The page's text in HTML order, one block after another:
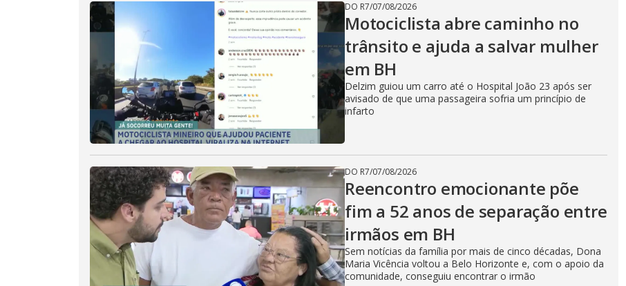
DO R7/07/08/2026
Motociclista abre caminho no
trânsito e ajuda a salvar mulher
em BH
Delzim guiou um carro até o Hospital João 23 após ser
avisado de que uma passageira sofria um princípio de
infarto
DO R7/07/08/2026
Reencontro emocionante põe
fim a 52 anos de separação entre
irmãos em BH
Sem notícias da família por mais de cinco décadas, Dona
Maria Vicência voltou a Belo Horizonte e, com o apoio da
comunidade, conseguiu encontrar o irmão